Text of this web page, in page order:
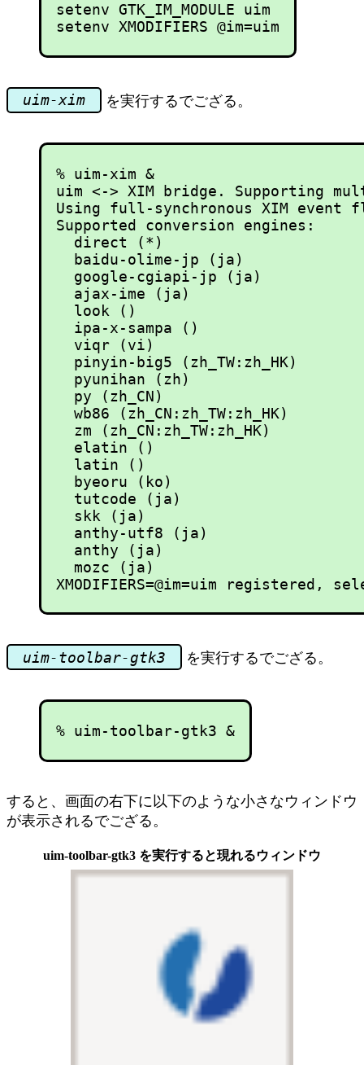
setenv GTK_IM_MODULE uim
uim-xim を実行するでござる。
% uim-xim &
uim <-> XIM bridge. Supporting
Using full-synchronous XIM event
Supported conversion engines:
  direct (*)
  baidu-olime-jp (ja)
  google-cgiapi-jp (ja)
  ajax-ime (ja)
  look ()
  ipa-x-sampa ()
  viqr (vi)
  pinyin-big5 (zh_TW:zh_HK)
  pyunihan (zh)
  py (zh_CN)
  wb86 (zh_CN:zh_TW:zh_HK)
  zm (zh_CN:zh_TW:zh_HK)
  elatin ()
  latin ()
  byeoru (ko)
  tutcode (ja)
  skk (ja)
  anthy-utf8 (ja)
  anthy (ja)
  mozc (ja)
uim-toolbar-gtk3 を実行するでござる。
すると、画面の右下に以下のような小さなウィンドウ
が表示されるでござる。
uim-toolbar-gtk3 を実行すると現れるウィンドウ